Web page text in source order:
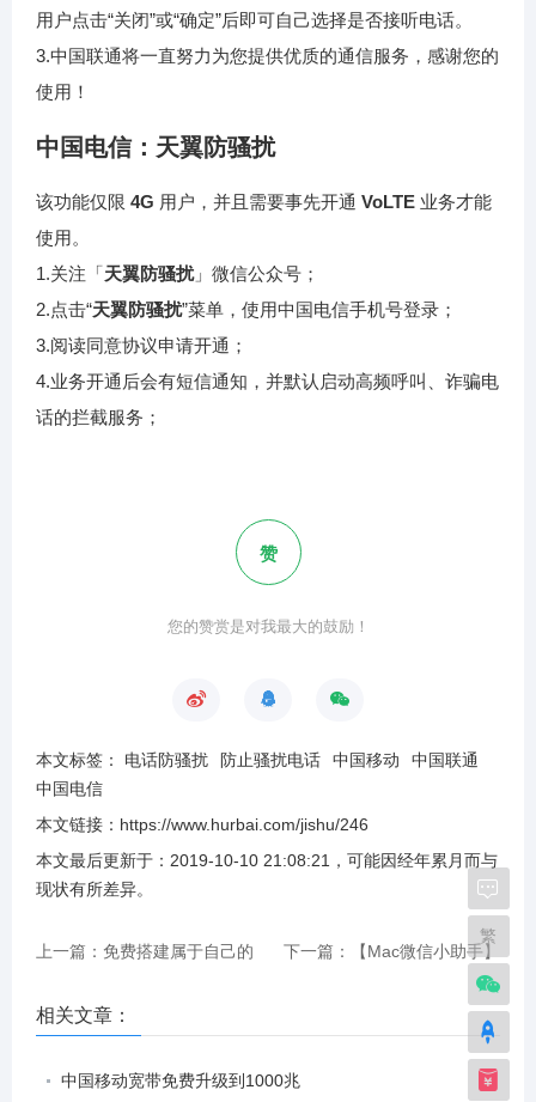
用户点击“关闭”或“确定”后即可自己选择是否接听电话。
3.中国联通将一直努力为您提供优质的通信服务，感谢您的
使用！
中国电信：天翼防骚扰
该功能仅限 4G 用户，并且需要事先开通 VoLTE 业务才能
使用。
1.关注「天翼防骚扰」微信公众号；
2.点击“天翼防骚扰”菜单，使用中国电信手机号登录；
3.阅读同意协议申请开通；
4.业务开通后会有短信通知，并默认启动高频呼叫、诈骗电
话的拦截服务；
赞
您的赞赏是对我最大的鼓励！
本文标签： 电话防骚扰 防止骚扰电话 中国移动
中国联通
中国电信
本文链接： https://www.hurbai.com/jishu/246
本文最后更新于： 2019-10-10 21:08:21 ，可能因经年累月而与
现状有所差异。
上一篇：免费搭建属于自己的 下一篇：【Mac微信小助手】
支持Mac微信多开、消息防撤
回、微信自动回复等
相关文章：
中国移动宽带免费升级到1000兆
繁